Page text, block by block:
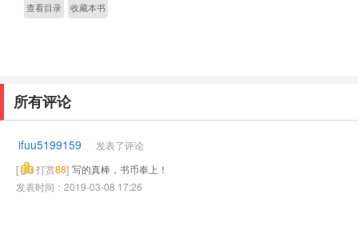
查看目录 收藏本书
所有评论
ifuu5199159
发表了评论
[
打赏88] 写的真棒，书币奉上！
发表时间：2019-03-08 17:26